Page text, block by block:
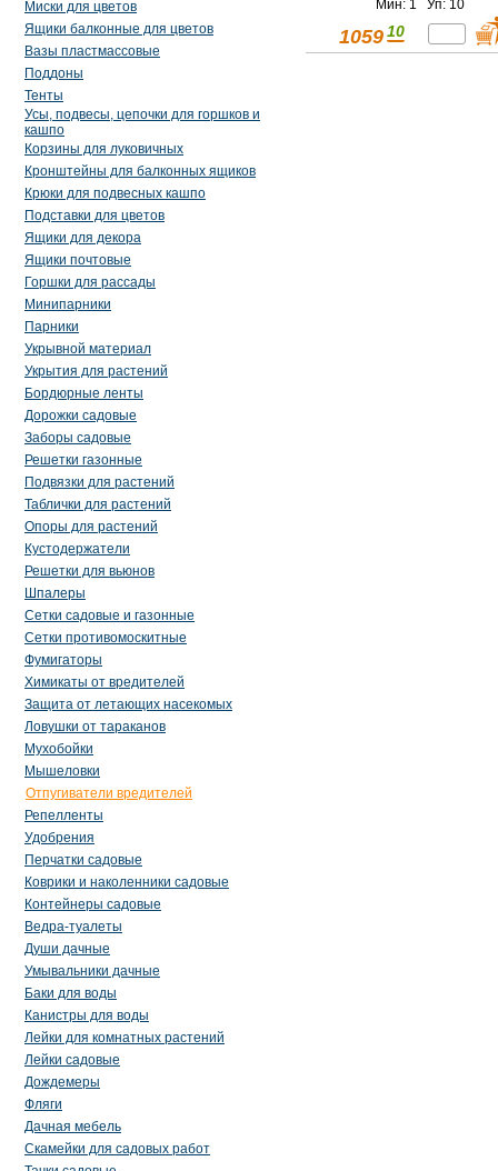
Миски для цветов
Ящики балконные для цветов
Вазы пластмассовые
Поддоны
Тенты
Усы, подвесы, цепочки для горшков и
кашпо
Корзины для луковичных
Кронштейны для балконных ящиков
Крюки для подвесных кашпо
Подставки для цветов
Ящики для декора
Ящики почтовые
Горшки для рассады
Минипарники
Парники
Укрывной материал
Укрытия для растений
Бордюрные ленты
Дорожки садовые
Заборы садовые
Решетки газонные
Подвязки для растений
Таблички для растений
Опоры для растений
Кустодержатели
Решетки для вьюнов
Шпалеры
Сетки садовые и газонные
Сетки противомоскитные
Фумигаторы
Химикаты от вредителей
Защита от летающих насекомых
Ловушки от тараканов
Мухобойки
Мышеловки
Отпугиватели вредителей
Репелленты
Удобрения
Перчатки садовые
Коврики и наколенники садовые
Контейнеры садовые
Ведра-туалеты
Души дачные
Умывальники дачные
Баки для воды
Канистры для воды
Лейки для комнатных растений
Лейки садовые
Дождемеры
Фляги
Дачная мебель
Скамейки для садовых работ
Мин: 1 Уп: 10
1059 10